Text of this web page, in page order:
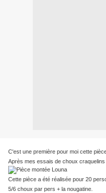
C'est une première pour moi cette
Après mes essais de choux
Cette pièce a été réalisée pour 20
5/6 choux par pers + la nougatine.